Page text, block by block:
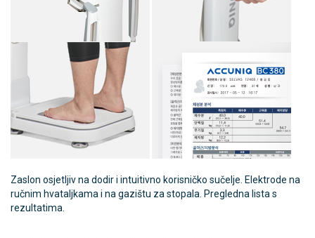
Zaslon osjetljiv na dodir i intuitivno korisničko sučelje. Elektrode na
ručnim hvataljkama i na gazištu za stopala. Pregledna lista s
rezultatima.